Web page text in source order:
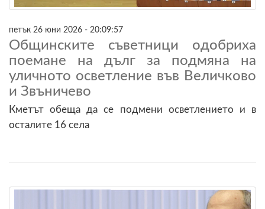
петък 26 юни 2026 - 20:09:57
Общинските съветници одобриха
поемане на дълг за подмяна на
уличното осветление във Величково
и Звъничево
Кметът обеща да се подмени осветлението и в
осталите 16 села